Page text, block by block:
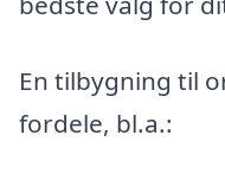
En tilbygning til
fordele, bl.a.: